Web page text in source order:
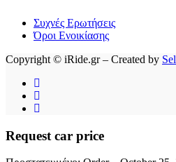
Συχνές Ερωτήσεις
Όροι Ενοικίασης
Copyright © iRide.gr – Created by
Request car price